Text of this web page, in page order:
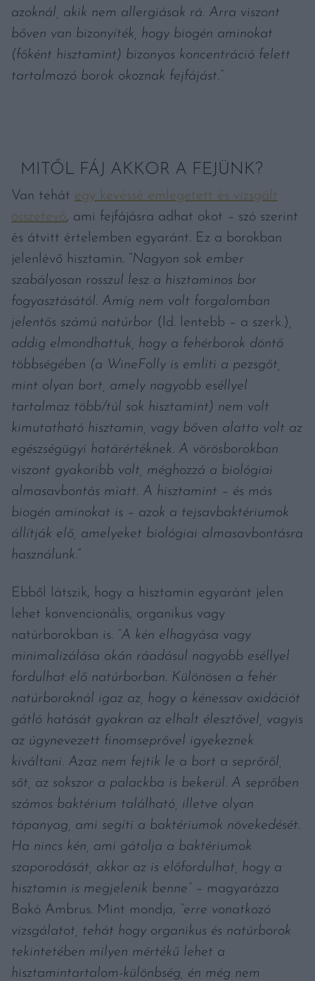
azoknál, akik nem allergiásak rá. Arra viszont
bőven van bizonyíték, hogy biogén aminokat
(főként hisztamint) bizonyos koncentráció felett
tartalmazó borok okoznak fejfájást.”
MITŐL FÁJ AKKOR A FEJÜNK?
Van tehát egy kevéssé emlegetett és vizsgált
összetevő, ami fejfájásra adhat okot – szó szerint
és átvitt értelemben egyaránt. Ez a borokban
jelenlévő hisztamin. “Nagyon sok ember
szabályosan rosszul lesz a hisztaminos bor
fogyasztásától. Amíg nem volt forgalomban
jelentős számú natúrbor (ld. lentebb – a szerk.)
addig elmondhattuk, hogy a fehérborok döntő
többségében (a WineFolly is említi a pezsgőt,
mint olyan bort, amely nagyobb eséllyel
tartalmaz több/túl sok hisztamint) nem volt
kimutatható hisztamin, vagy bőven alatta volt az
egészségügyi határértéknek. A vörösborokban
viszont gyakoribb volt, méghozzá a biológiai
almasavbontás miatt. A hisztamint – és más
biogén aminokat is – azok a tejsavbaktériumok
állítják elő, amelyeket biológiai almasavbontásra
használunk.“
Ebből látszik, hogy a hisztamin egyaránt jelen
lehet konvencionális, organikus vagy
natúrborokban is. “A kén elhagyása vagy
minimalizálása okán ráadásul nagyobb eséllyel
fordulhat elő natúrborban. Különösen a fehér
natúrboroknál igaz az, hogy a kénessav oxidációt
gátló hatását gyakran az elhalt élesztővel, vagyis
az úgynevezett finomseprővel igyekeznek
kiváltani. Azaz nem fejtik le a bort a seprőről,
sőt, az sokszor a palackba is bekerül. A seprőben
számos baktérium található, illetve olyan
tápanyag, ami segíti a baktériumok növekedését.
Ha nincs kén, ami gátolja a baktériumok
szaporodását, akkor az is előfordulhat, hogy a
hisztamin is megjelenik benne” – magyarázza
Bakó Ambrus. Mint mondja, “erre vonatkozó
vizsgálatot, tehát hogy organikus és natúrborok
tekintetében milyen mértékű lehet a
hisztamintartalom-különbség, én még nem